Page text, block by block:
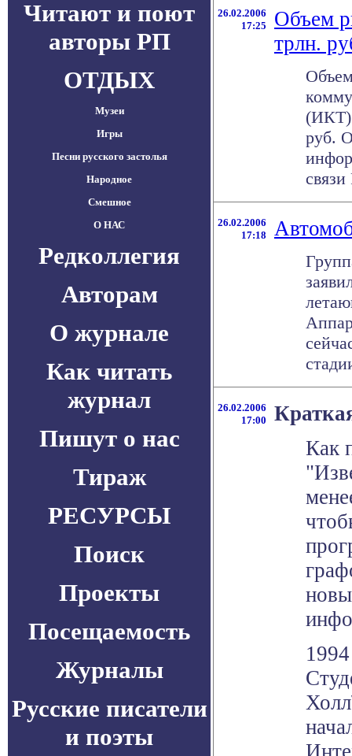
Читают и поют
авторы РП
ОТДЫХ
Музеи
Игры
Песни русского застолья
Народное
Смешное
О НАС
Редколлегия
Авторам
О журнале
Как читать
журнал
Пишут о нас
Тираж
РЕСУРСЫ
Поиск
Проекты
Посещаемость
Журналы
Русские писатели
и поэты
26.02.2006
17:25
Объем
трлн.
(ИКТ)
руб.
26.02.2006
17:18
26.02.2006
17:00
Как